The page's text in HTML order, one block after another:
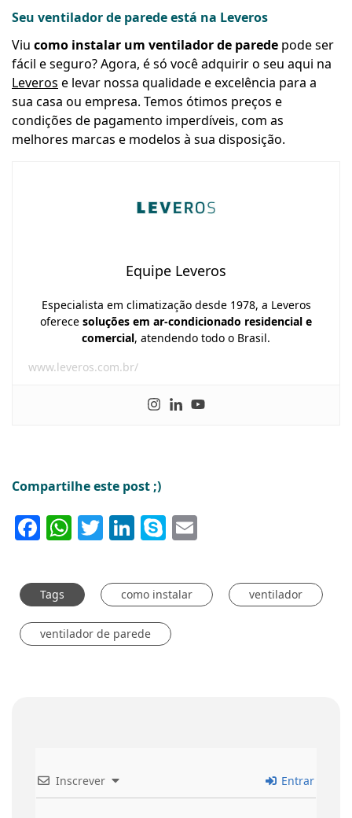
Seu ventilador de parede está na Leveros
Viu como instalar um ventilador de parede pode ser
fácil e seguro? Agora, é só você adquirir o seu aqui na
Leveros e levar nossa qualidade e excelência para a
sua casa ou empresa. Temos ótimos preços e
condições de pagamento imperdíveis, com as
melhores marcas e modelos à sua disposição.
Equipe Leveros
Especialista em climatização desde 1978, a Leveros
oferece soluções em ar-condicionado residencial e
comercial, atendendo todo o Brasil.
www.leveros.com.br/
Compartilhe este post ;)
Facebook
WhatsApp
Twitter
LinkedIn
Skype
Tags como instalar ventilador
ventilador de parede
Inscrever Entrar